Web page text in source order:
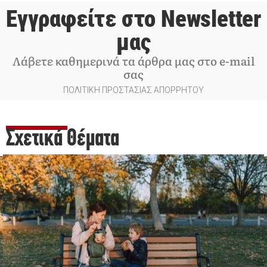
Εγγραφείτε στο Newsletter
μας
Λάβετε καθημερινά τα άρθρα μας στο e-mail
σας
ΠΟΛΙΤΙΚΗ ΠΡΟΣΤΑΣΙΑΣ ΑΠΟΡΡΗΤΟΥ
Σχετικά Θέματα